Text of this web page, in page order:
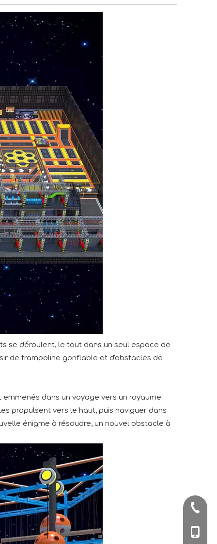
se déroulent, le tout dans un seul espace de
de trampoline gonflable et d'obstacles de
dans un voyage vers un royaume
propulsent vers le haut, puis naviguer dans
énigme à résoudre, un nouvel obstacle à
+86-